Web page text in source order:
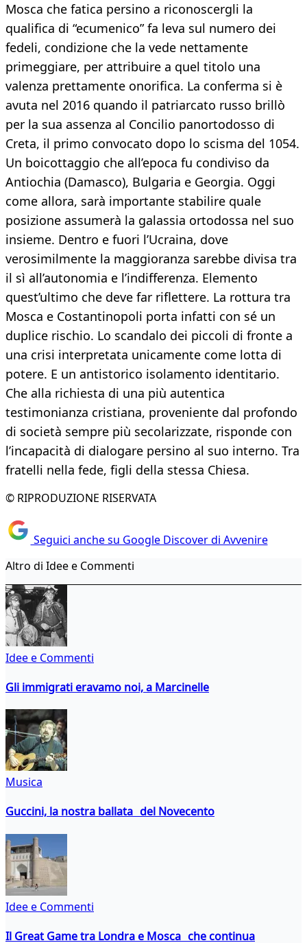
Mosca che fatica persino a riconoscergli la
qualifica di “ecumenico” fa leva sul numero dei
fedeli, condizione che la vede nettamente
primeggiare, per attribuire a quel titolo una
valenza prettamente onorifica. La conferma si è
avuta nel 2016 quando il patriarcato russo brillò
per la sua assenza al Concilio panortodosso di
Creta, il primo convocato dopo lo scisma del 1054.
Un boicottaggio che all’epoca fu condiviso da
Antiochia (Damasco), Bulgaria e Georgia. Oggi
come allora, sarà importante stabilire quale
posizione assumerà la galassia ortodossa nel suo
insieme. Dentro e fuori l’Ucraina, dove
verosimilmente la maggioranza sarebbe divisa tra
il sì all’autonomia e l’indifferenza. Elemento
quest’ultimo che deve far riflettere. La rottura tra
Mosca e Costantinopoli porta infatti con sé un
duplice rischio. Lo scandalo dei piccoli di fronte a
una crisi interpretata unicamente come lotta di
potere. E un antistorico isolamento identitario.
Che alla richiesta di una più autentica
testimonianza cristiana, proveniente dal profondo
di società sempre più secolarizzate, risponde con
l’incapacità di dialogare persino al suo interno. Tra
fratelli nella fede, figli della stessa Chiesa.
© RIPRODUZIONE RISERVATA
Seguici anche su Google Discover di Avvenire
Altro di Idee e Commenti
Idee e Commenti
Gli immigrati eravamo noi, a Marcinelle
Musica
Guccini, la nostra ballata del Novecento
Idee e Commenti
Il Great Game tra Londra e Mosca che continua